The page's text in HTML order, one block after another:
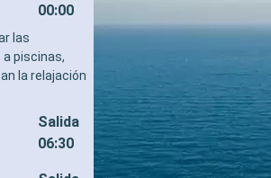
00:00
las
piscinas,
la relajación
Salida
06:30